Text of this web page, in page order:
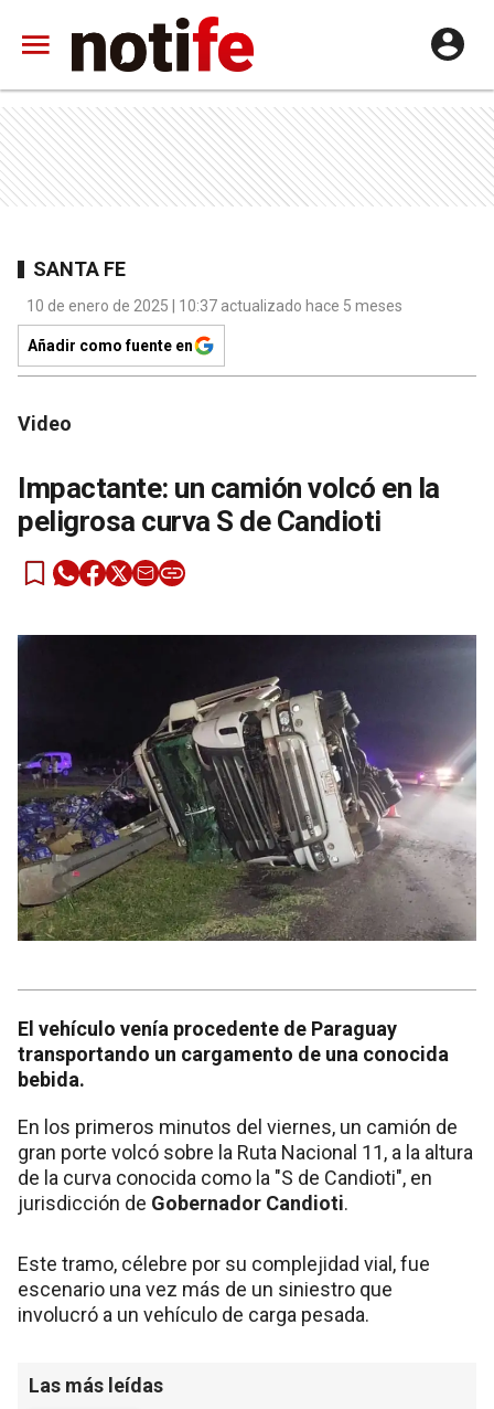
SANTA FE
10 de enero de 2025 | 10:37 actualizado hace 5 meses
Añadir como fuente en
Video
Impactante: un camión volcó en la
peligrosa curva S de Candioti
El vehículo venía procedente de Paraguay
transportando un cargamento de una conocida
bebida.
En los primeros minutos del viernes, un camión de
gran porte volcó sobre la Ruta Nacional 11, a la altura
de la curva conocida como la "S de Candioti", en
jurisdicción de Gobernador Candioti.
Este tramo, célebre por su complejidad vial, fue
escenario una vez más de un siniestro que
involucró a un vehículo de carga pesada.
Las más leídas